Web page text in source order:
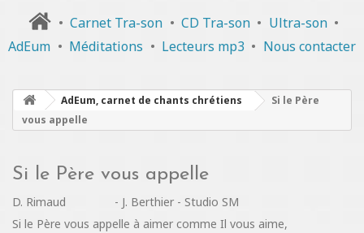
• Carnet Tra-son • CD Tra-son • Ultra-son •
AdEum • Méditations • Lecteurs mp3 • Nous contacter
AdEum, carnet de chants chrétiens
Si le Père
vous appelle
Si le Père vous appelle
D. Rimaud - J. Berthier - Studio SM
Si le Père vous appelle à aimer comme Il vous aime,